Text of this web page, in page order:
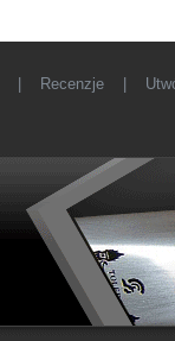
Recenzje